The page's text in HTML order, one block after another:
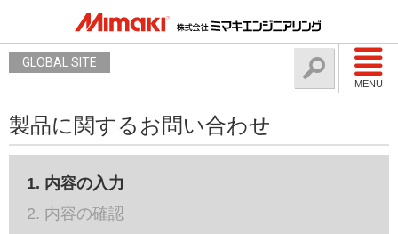
MENU
GLOBAL SITE
製品に関するお問い合わせ
1. 内容の入力
2. 内容の確認